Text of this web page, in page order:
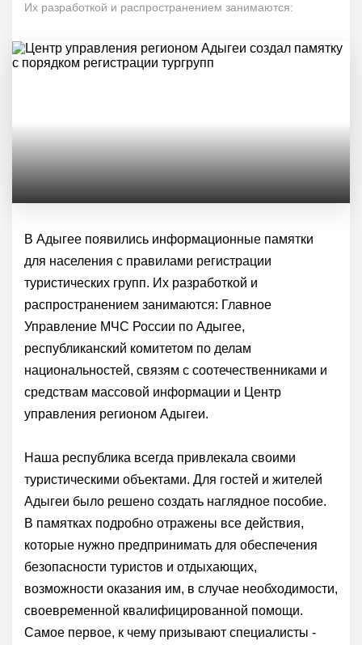
Их разработкой и распространением занимаются:
В Адыгее появились информационные памятки
для населения с правилами регистрации
туристических групп. Их разработкой и
распространением занимаются: Главное
Управление МЧС России по Адыгее,
республиканский комитетом по делам
национальностей, связям с соотечественниками и
средствам массовой информации и Центр
управления регионом Адыгеи.
Наша республика всегда привлекала своими
туристическими объектами. Для гостей и жителей
Адыгеи было решено создать наглядное пособие.
В памятках подробно отражены все действия,
которые нужно предпринимать для обеспечения
безопасности туристов и отдыхающих,
возможности оказания им, в случае необходимости,
своевременной квалифицированной помощи.
Самое первое, к чему призывают специалисты -